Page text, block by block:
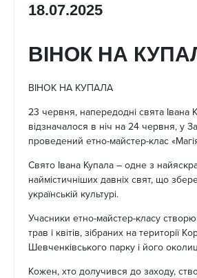
18.07.2025
ВІНОК НА
ВІНОК НА КУПАЛА
23 червня, напередодні свята Івана
відзначалося в ніч на 24 червня, у
проведений етно-майстер-клас
Свято Івана Купала – одне з
наймістичніших давніх свят, що
українській культурі.
Учасники етно-майстер-класу
трав і квітів, зібраних на території
Шевченківського парку і його
Кожен, хто долучився до заходу,